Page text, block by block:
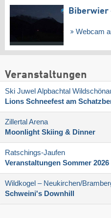
Biberwier
Webcam
Veranstaltungen
Ski Juwel Alpbachtal
Lions Schneefest am
Zillertal Arena
Moonlight Skiing & Dinner
Ratschings-Jaufen
Veranstaltungen Sommer 2026
Wildkogel – Neukirchen/​
Schweini's Downhill